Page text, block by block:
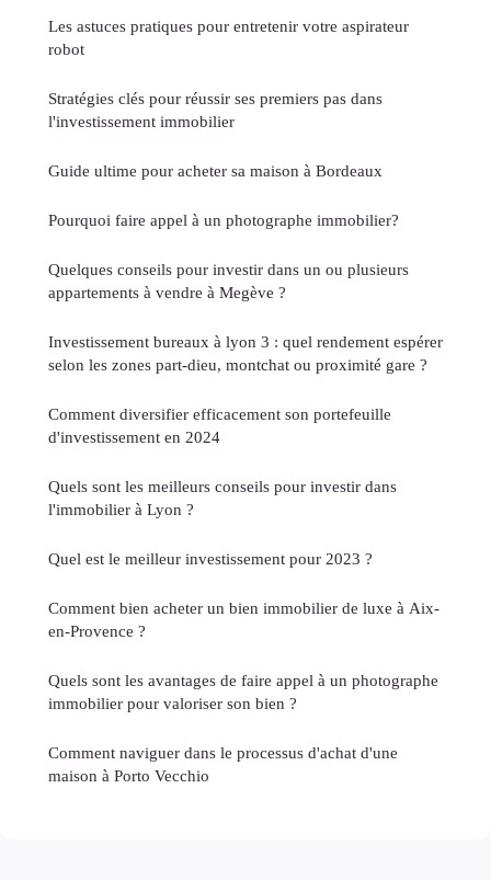
Les astuces pratiques pour entretenir votre aspirateur
robot
Stratégies clés pour réussir ses premiers pas dans
l'investissement immobilier
Guide ultime pour acheter sa maison à Bordeaux
Pourquoi faire appel à un photographe immobilier?
Quelques conseils pour investir dans un ou plusieurs
appartements à vendre à Megève ?
Investissement bureaux à lyon 3 : quel rendement espérer
selon les zones part-dieu, montchat ou proximité gare ?
Comment diversifier efficacement son portefeuille
d'investissement en 2024
Quels sont les meilleurs conseils pour investir dans
l'immobilier à Lyon ?
Quel est le meilleur investissement pour 2023 ?
Comment bien acheter un bien immobilier de luxe à Aix-
en-Provence ?
Quels sont les avantages de faire appel à un photographe
immobilier pour valoriser son bien ?
Comment naviguer dans le processus d'achat d'une
maison à Porto Vecchio